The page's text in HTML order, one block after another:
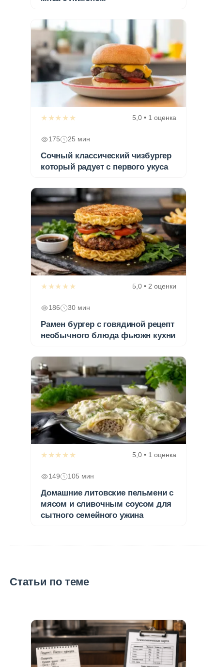
★★★★★ 5,0 • 1 оценка
175 25 мин
Сочный классический чизбургер
который радует с первого укуса
★★★★★ 5,0 • 2 оценки
186 30 мин
Рамен бургер с говядиной рецепт
необычного блюда фьюжн кухни
★★★★★ 5,0 • 1 оценка
149 105 мин
Домашние литовские пельмени с
мясом и сливочным соусом для
сытного семейного ужина
Статьи по теме